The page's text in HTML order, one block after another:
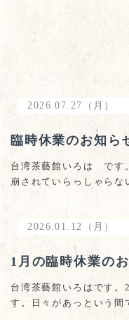
2026.07.27（月）
臨時休業のお知ら
台湾茶藝館いろは です
崩されていらっしゃらな
2026.01.12（月）
1月の臨時休業の
台湾茶藝館いろはです。
す。日々があっという間